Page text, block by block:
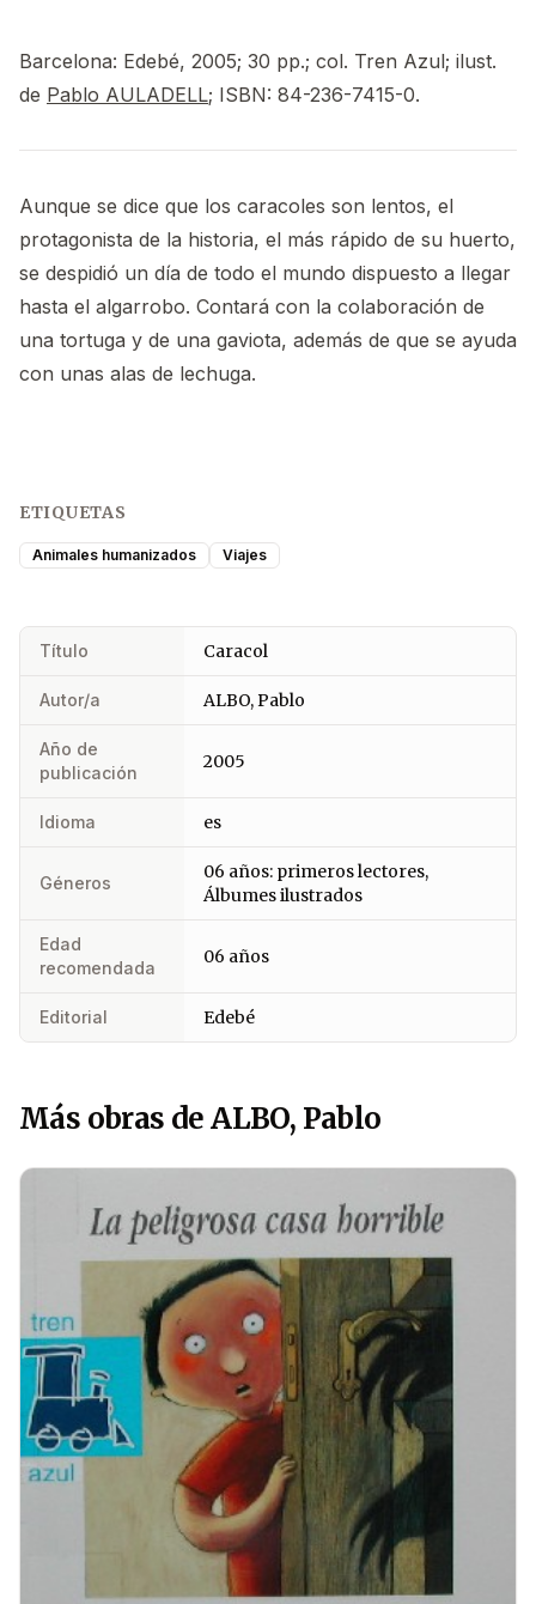
Barcelona: Edebé, 2005; 30 pp.; col. Tren Azul; ilust.
de Pablo AULADELL; ISBN: 84-236-7415-0.
Aunque se dice que los caracoles son lentos, el
protagonista de la historia, el más rápido de su huerto,
se despidió un día de todo el mundo dispuesto a llegar
hasta el algarrobo. Contará con la colaboración de
una tortuga y de una gaviota, además de que se ayuda
con unas alas de lechuga.
ETIQUETAS
Animales humanizados Viajes
Título Caracol
Autor/a ALBO, Pablo
Año de
publicación
2005
Idioma es
Géneros
06 años: primeros lectores,
Álbumes ilustrados
Edad
recomendada
06 años
Editorial Edebé
Más obras de ALBO, Pablo